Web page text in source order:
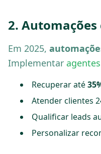
2. Automações
Em 2025,
Implementar
Recuperar até
Atender clientes
Qualificar leads
Personalizar